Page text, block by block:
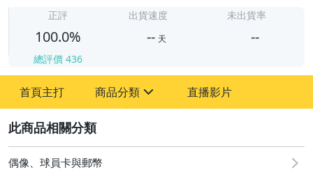
正評
100.0%
總評價 436
出貨速度
-- 天
未出貨率
--
首頁主打 商品分類
玩具、模型與公仔
偶像、球員卡與郵幣
直播影片
偶像、球員卡與郵幣